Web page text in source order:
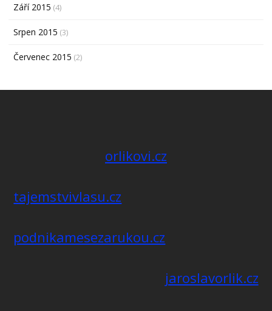
Září 2015 (4)
Srpen 2015 (3)
Červenec 2015 (2)
orlikovi.cz
tajemstvivlasu.cz
podnikamesezarukou.cz
jaroslavorlik.cz